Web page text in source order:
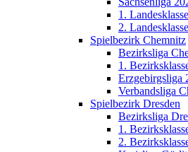
1.
2.
Spielbezirk Chemnitz
Bezirksliga
1.
Erzgebirgsliga
Verbandsliga
Spielbezirk Dresden
Bezirksliga
1.
2.